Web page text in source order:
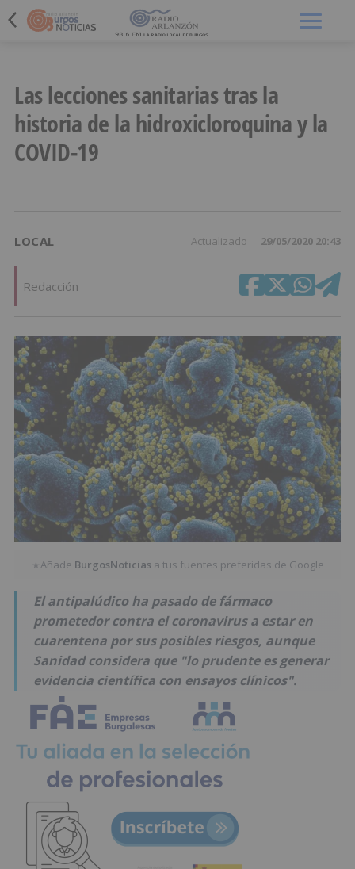
Las lecciones sanitarias tras la
historia de la hidroxicloroquina y la
COVID-19
LOCAL Actualizado 29/05/2020 20:43
Redacción
★Añade BurgosNoticias a tus fuentes preferidas de Google
El antipalúdico ha pasado de fármaco
prometedor contra el coronavirus a estar en
cuarentena por sus posibles riesgos, aunque
Sanidad considera que "lo prudente es generar
evidencia científica con ensayos clínicos".